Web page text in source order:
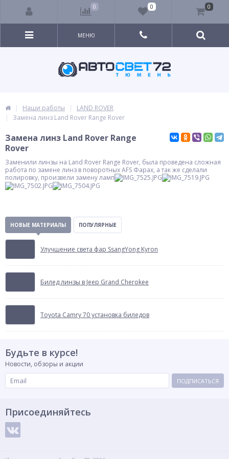
МЕНЮ
Наши работы
LAND ROVER
Замена линз Land Rover Range Rover
Замена линз Land Rover Range
Rover
Заменили линзы на Land Rover Range Rover, была проведена сложная
работа по замене линз в поворотных AFS Фарах, а так же сделали
полировку, произвели замену ламп
НОВЫЕ МАТЕРИАЛЫ ПОПУЛЯРНЫЕ
Улучшение света фар SsangYong Kyron
Билед линзы в Jeep Grand Cherokee
Toyota Camry 70 установка биледов
Будьте в курсе!
Новости, обзоры и акции
ПОДПИСАТЬСЯ
Присоединяйтесь
0 0 0